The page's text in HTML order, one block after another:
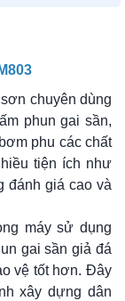
chuyên dùng
phun gai sần,
phu các chất
tiện ích như
đánh giá cao và
máy sử dụng
gai sần giả đá
vệ tốt hơn. Đây
xây dựng dân